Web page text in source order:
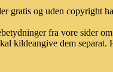
gratis og uden copyright
fra vore sider
kildeangive dem